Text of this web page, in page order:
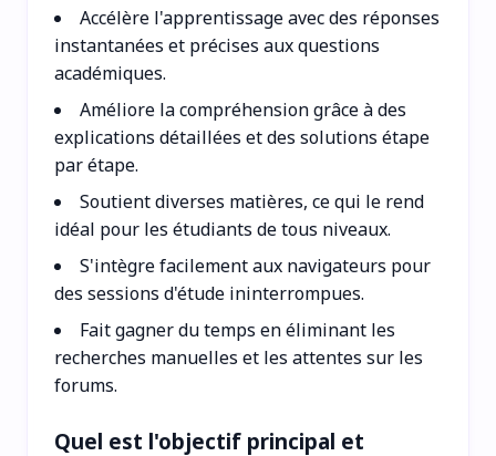
Accélère l'apprentissage avec des réponses
instantanées et précises aux questions
académiques.
Améliore la compréhension grâce à des
explications détaillées et des solutions étape
par étape.
Soutient diverses matières, ce qui le rend
idéal pour les étudiants de tous niveaux.
S'intègre facilement aux navigateurs pour
des sessions d'étude ininterrompues.
Fait gagner du temps en éliminant les
recherches manuelles et les attentes sur les
forums.
Quel est l'objectif principal et